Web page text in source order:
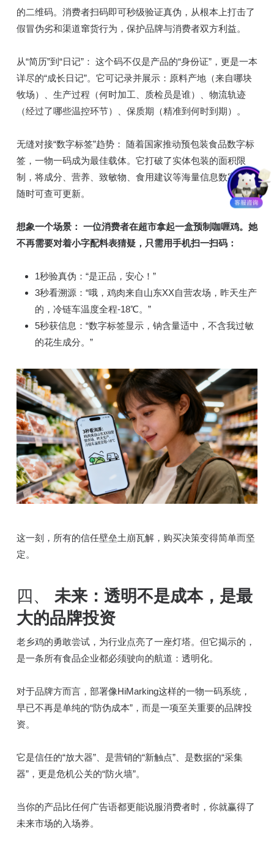
的二维码。消费者扫码即可秒级验证真伪，从根本上打击了
假冒伪劣和渠道窜货行为，保护品牌与消费者双方利益。
从“简历”到“日记”： 这个码不仅是产品的“身份证”，更是一本
详尽的“成长日记”。它可记录并展示：原料产地（来自哪块
牧场）、生产过程（何时加工、质检员是谁）、物流轨迹
（经过了哪些温控环节）、保质期（精准到何时到期）。
无缝对接“数字标签”趋势： 随着国家推动预包装食品数字标
签，一物一码成为最佳载体。它打破了实体包装的面积限
制，将成分、营养、致敏物、食用建议等海量信息数字化，
随时可查可更新。
想象一个场景： 一位消费者在超市拿起一盒预制咖喱鸡。她
不再需要对着小字配料表猜疑，只需用手机扫一扫码：
1秒验真伪：“是正品，安心！”
3秒看溯源：“哦，鸡肉来自山东XX自营农场，昨天生产
的，冷链车温度全程-18℃。”
5秒获信息：“数字标签显示，钠含量适中，不含我过敏
的花生成分。”
这一刻，所有的信任壁垒土崩瓦解，购买决策变得简单而坚
定。
四、 未来：透明不是成本，是最
大的品牌投资
老乡鸡的勇敢尝试，为行业点亮了一座灯塔。但它揭示的，
是一条所有食品企业都必须驶向的航道：透明化。
对于品牌方而言，部署像HiMarking这样的一物一码系统，
早已不再是单纯的“防伪成本”，而是一项至关重要的品牌投
资。
它是信任的“放大器”、是营销的“新触点”、是数据的“采集
器”，更是危机公关的“防火墙”。
当你的产品比任何广告语都更能说服消费者时，你就赢得了
未来市场的入场券。